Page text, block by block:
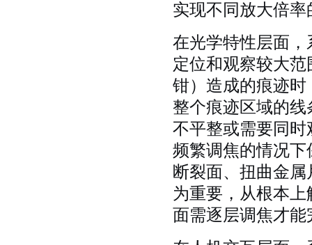
实现不同放大倍
在光学特性层面，
定位和观察较大
钳）造成的痕迹
整个痕迹区域的
不平整或需要同
频繁调焦的情况
断裂面、扭曲金
为重要，从根本
面需逐层调焦才